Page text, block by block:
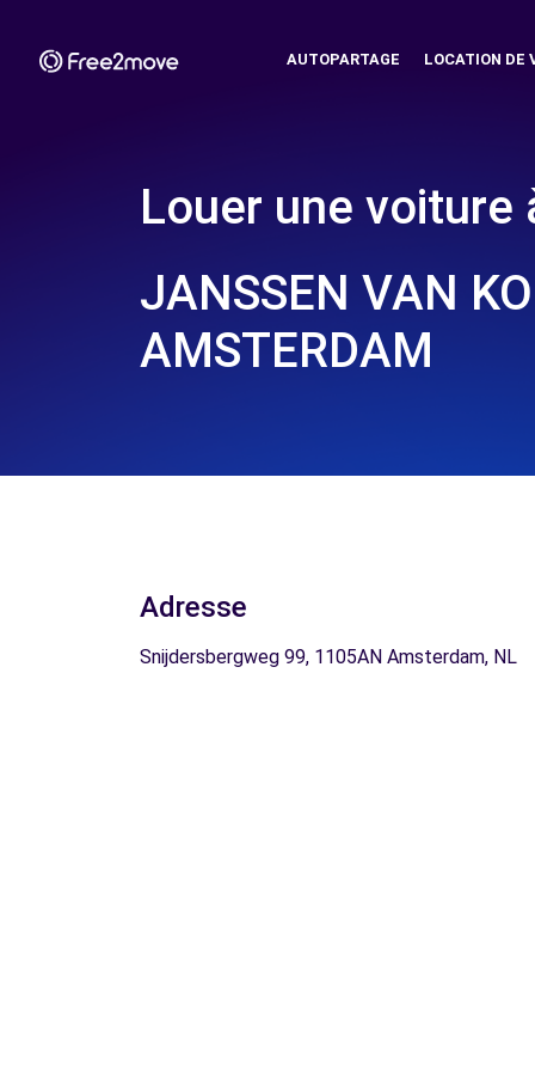
AUTOPARTAGE LOCATION DE
Louer une voiture
JANSSEN VAN
AMSTERDAM
Adresse
Snijdersbergweg 99, 1105AN Amsterdam, NL